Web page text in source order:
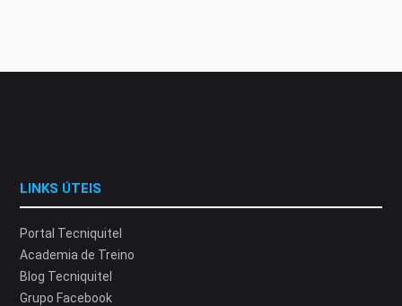
LINKS ÚTEIS
Portal Tecniquitel
Academia de Treino
Blog Tecniquitel
Grupo Facebook